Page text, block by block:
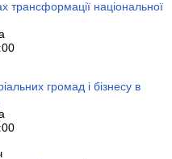
трансформації національної
громад і бізнесу в